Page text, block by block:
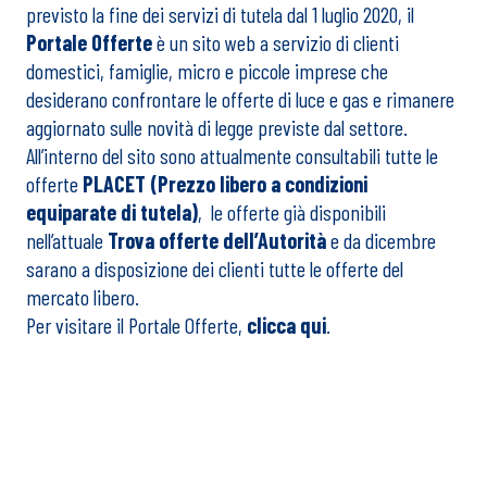
previsto la fine dei servizi di tutela dal 1 luglio 2020, il
Portale Offerteè un sito web a servizio di clienti
domestici, famiglie, micro e piccole imprese che
desiderano confrontare le offerte di luce e gas e rimanere
aggiornato sulle novità di legge previste dal settore.
All’interno del sito sono attualmente consultabili tutte le
offerte PLACET (Prezzo libero a condizioni
equiparate di tutela), le offerte già disponibili
nell’attuale Trova offerte dell’Autoritàe da dicembre
sarano a disposizione dei clienti tutte le offerte del
mercato libero.
Per visitare il Portale Offerte, clicca qui.